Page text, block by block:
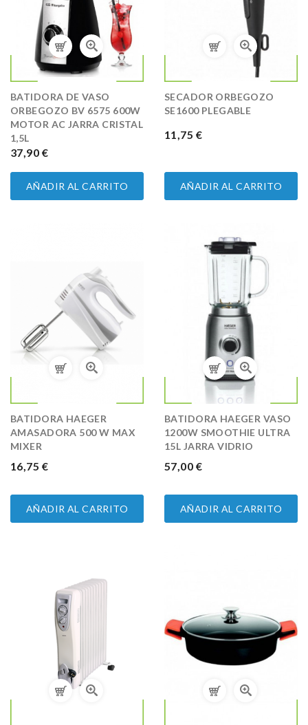
BATIDORA DE VASO
ORBEGOZO BV 6575 600W
MOTOR AC JARRA CRISTAL
1,5L
PRECIO
37,90 €
AÑADIR AL CARRITO
SECADOR ORBEGOZO
SE1600 PLEGABLE
PRECIO
11,75 €
AÑADIR AL CARRITO
BATIDORA HAEGER
AMASADORA 500 W MAX
MIXER
PRECIO
16,75 €
AÑADIR AL CARRITO
BATIDORA HAEGER VASO
1200W SMOOTHIE ULTRA
15L JARRA VIDRIO
PRECIO
57,00 €
AÑADIR AL CARRITO